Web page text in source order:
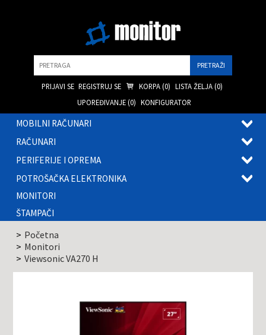
PRIJAVI SE REGISTRUJ SE KORPA (0) LISTA ŽELJA (0)
UPOREĐIVANJE (0) KONFIGURATOR
MOBILNI RAČUNARI
RAČUNARI
PERIFERIJE I OPREMA
POTROŠAČKA ELEKTRONIKA
MONITORI
ŠTAMPAČI
Početna
Monitori
Viewsonic VA270 H